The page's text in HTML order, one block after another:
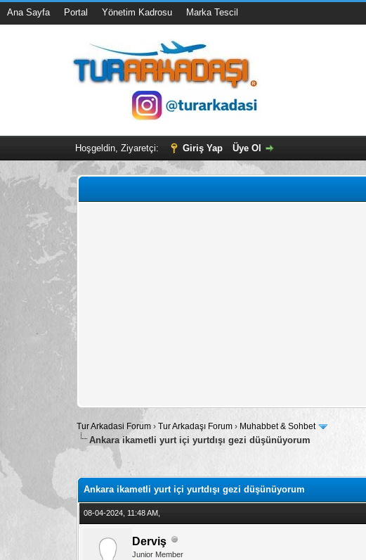
Ana Sayfa Portal Yönetim Kadrosu Marka Tescil
Hoşgeldin, Ziyaretçi: Giriş Yap Üye Ol
Tur Arkadasi Forum ›Tur Arkadaşı Forum › Muhabbet & Sohbet
Ankara ikametli yurt içi yurtdışı gezi düşünüyorum
Toplam: 1 Oy - Ortalama: 3
Ankara ikametli yurt içi yurtdışı gezi düşünüyorum
08-04-2024, 11:48 AM,
Derviş
Junior Member